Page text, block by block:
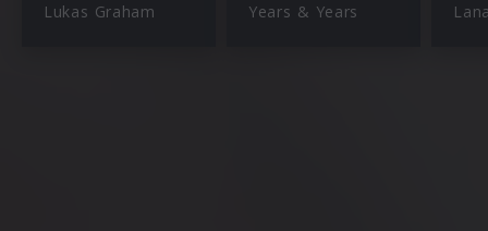
Lukas Graham Years & Years